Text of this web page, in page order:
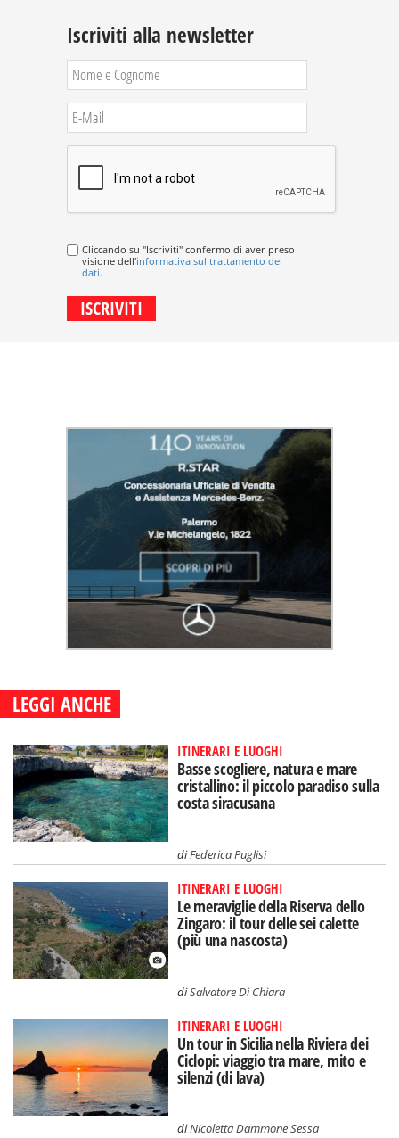
Iscriviti alla newsletter
Cliccando su "Iscriviti" confermo di aver preso
visione dell'informativa sul trattamento dei
dati.
LEGGI ANCHE
ITINERARI E LUOGHI
Basse scogliere, natura e mare
cristallino: il piccolo paradiso sulla
costa siracusana
diFederica Puglisi
ITINERARI E LUOGHI
Le meraviglie della Riserva dello
Zingaro: il tour delle sei calette
(più una nascosta)
diSalvatore Di Chiara
ITINERARI E LUOGHI
Un tour in Sicilia nella Riviera dei
Ciclopi: viaggio tra mare, mito e
silenzi (di lava)
diNicoletta Dammone Sessa